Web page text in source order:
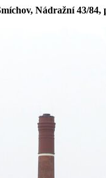
Nádražní 43/